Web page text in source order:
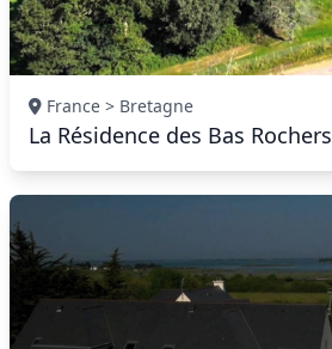
France > Bretagne
La Résidence des Bas Rochers